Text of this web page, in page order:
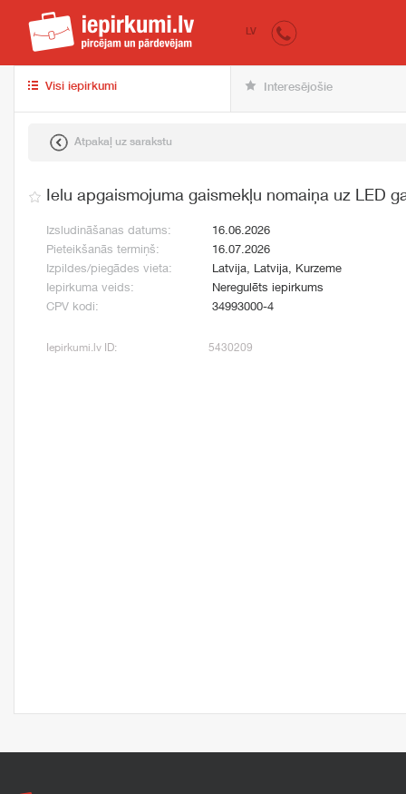
iepirkumi.lv
LV
Visi iepirkumi Interesējošie
Atpakaļ uz sarakstu
Ielu apgaismojuma gaismekļu nomaiņa uz LED
Izsludināšanas datums:
16.06.2026
Pieteikšanās termiņš:
16.07.2026
Izpildes/piegādes vieta:
Latvija, Latvija, Kurzeme
Iepirkuma veids:
Neregulēts iepirkums
CPV kodi:
34993000-4
Iepirkumi.lv ID: 5430209